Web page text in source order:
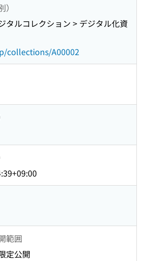
タルコレクション > デジタル化資
collections/A00002
範囲
定公開